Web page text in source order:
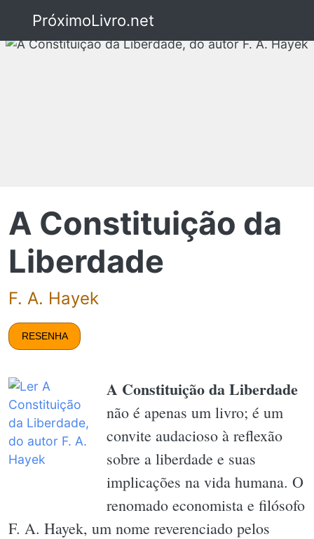
PróximoLivro.net
A Constituição da
Liberdade
F. A. Hayek
RESENHA
A Constituição da Liberdade
não é apenas um livro; é um
convite audacioso à reflexão
sobre a liberdade e suas
implicações na vida humana. O
renomado economista e filósofo
F. A. Hayek, um nome reverenciado pelos